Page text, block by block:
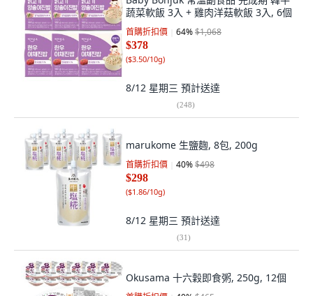
蔬菜軟飯 3入 + 雞肉洋菇軟飯 3入, 6個
首購折扣價 64%$1,068
$378
($3.50/10g)
8/12 星期三 預計送達
(248)
marukome 生鹽麴, 8包, 200g
首購折扣價 40%$498
$298
($1.86/10g)
8/12 星期三 預計送達
(31)
Okusama 十六穀即食粥, 250g, 12個